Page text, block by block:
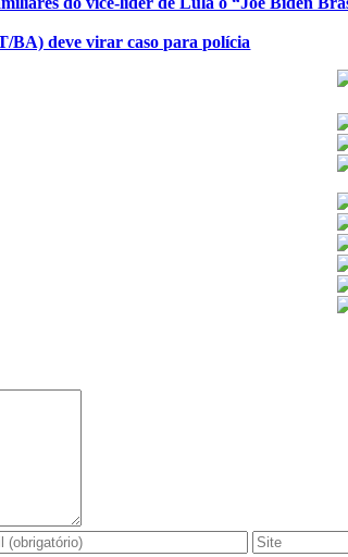
BA) deve virar caso para polícia